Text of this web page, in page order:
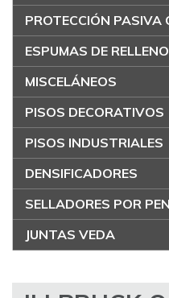
PROTECCIÓN PASIVA
ESPUMAS DE RELLENO
MISCELÁNEOS
PISOS DECORATIVOS
PISOS INDUSTRIALES
DENSIFICADORES
SELLADORES POR
JUNTAS VEDA